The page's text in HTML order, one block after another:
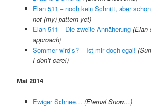
Elan 511 – noch kein Schnitt, aber
not (my) pattern yet)
Elan 511 – Die zweite Annäherung (Elan
approach)
Sommer wird’s? – Ist mir doch egal!
I don’t care!)
Mai 2014
Ewiger Schnee… (Eternal Snow…)